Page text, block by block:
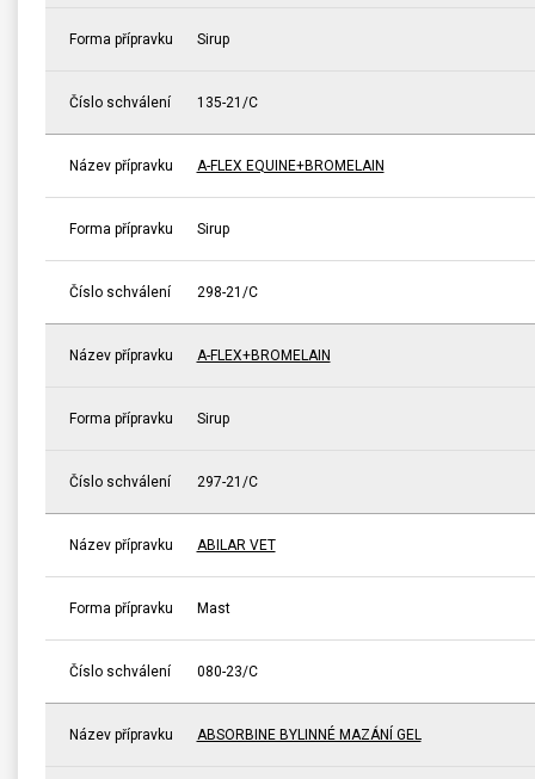
Forma přípravku Sirup
Číslo schválení 135-21/C
Název přípravku A-FLEX EQUINE+BROMELAIN
Forma přípravku Sirup
Číslo schválení 298-21/C
Název přípravku A-FLEX+BROMELAIN
Forma přípravku Sirup
Číslo schválení 297-21/C
Název přípravku ABILAR VET
Forma přípravku Mast
Číslo schválení 080-23/C
Název přípravku ABSORBINE BYLINNÉ MAZÁNÍ GEL